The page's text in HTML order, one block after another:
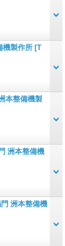
機製作所 [T
本整備機製
洲本整備機
洲本整備機